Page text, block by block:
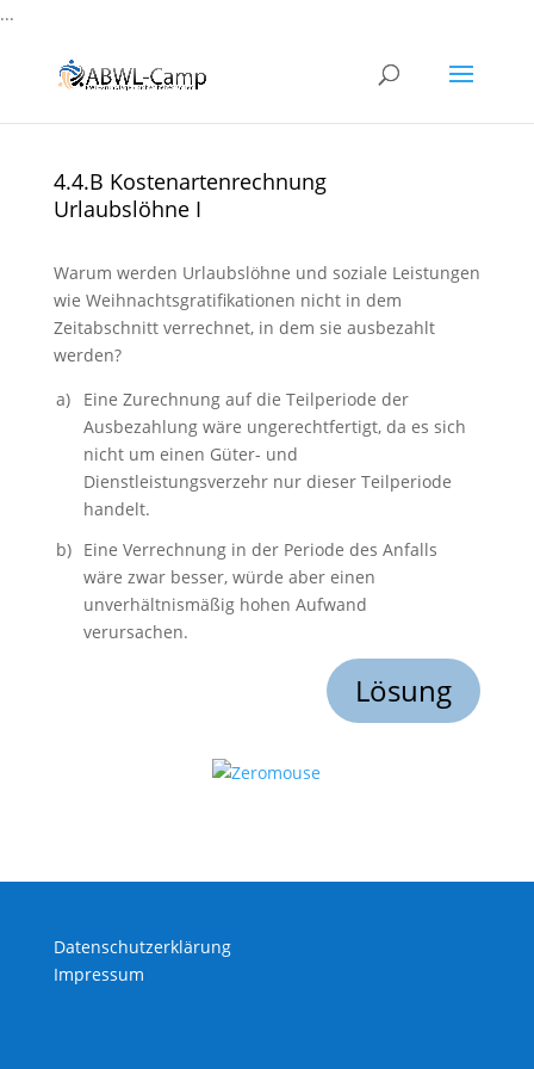
...
4.4.B Kostenartenrechnung
Urlaubslöhne I
Warum werden Urlaubslöhne und soziale Leistungen
wie Weihnachtsgratifikationen nicht in dem
Zeitabschnitt verrechnet, in dem sie ausbezahlt
werden?
a)
Eine Zurechnung auf die Teilperiode der
Ausbezahlung wäre ungerechtfertigt, da es sich
nicht um einen Güter- und
Dienstleistungsverzehr nur dieser Teilperiode
handelt.
b) Eine Verrechnung in der Periode des Anfalls
wäre zwar besser, würde aber einen
unverhältnismäßig hohen Aufwand
verursachen.
Lösung
Datenschutzerklärung
Impressum